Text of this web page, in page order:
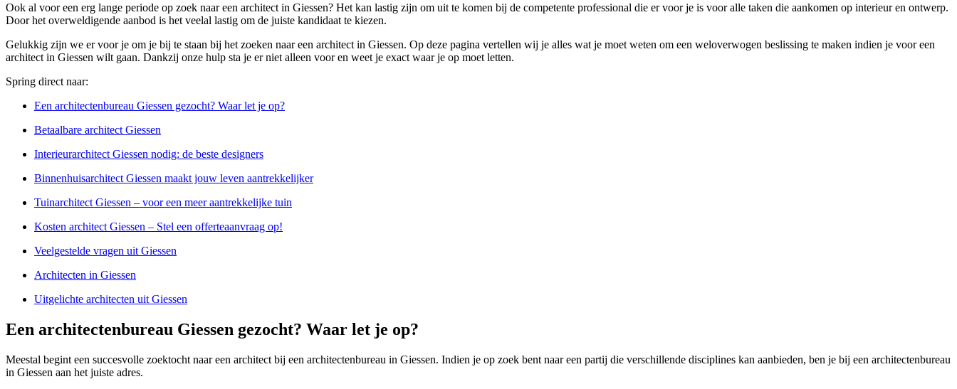
Ook al voor een erg lange periode op zoek naar een architect in Giessen? Het kan lastig zijn om uit te komen bij de competente professional die er voor je is voor alle taken die aankomen op interieur en ontwerp.
Door het overweldigende aanbod is het veelal lastig om de juiste kandidaat te kiezen.
Gelukkig zijn we er voor je om je bij te staan bij het zoeken naar een architect in Giessen. Op deze pagina vertellen wij je alles wat je moet weten om een weloverwogen beslissing te maken indien je voor een
architect in Giessen wilt gaan. Dankzij onze hulp sta je er niet alleen voor en weet je exact waar je op moet letten.
Spring direct naar:
Een architectenbureau Giessen gezocht? Waar let je op?
Betaalbare architect Giessen
Interieurarchitect Giessen nodig: de beste designers
Binnenhuisarchitect Giessen maakt jouw leven aantrekkelijker
Tuinarchitect Giessen – voor een meer aantrekkelijke tuin
Kosten architect Giessen – Stel een offerteaanvraag op!
Veelgestelde vragen uit Giessen
Architecten in Giessen
Uitgelichte architecten uit Giessen
Een architectenbureau Giessen gezocht? Waar let je op?
Meestal begint een succesvolle zoektocht naar een architect bij een architectenbureau in Giessen. Indien je op zoek bent naar een partij die verschillende disciplines kan aanbieden, ben je bij een architectenbureau
in Giessen aan het juiste adres.